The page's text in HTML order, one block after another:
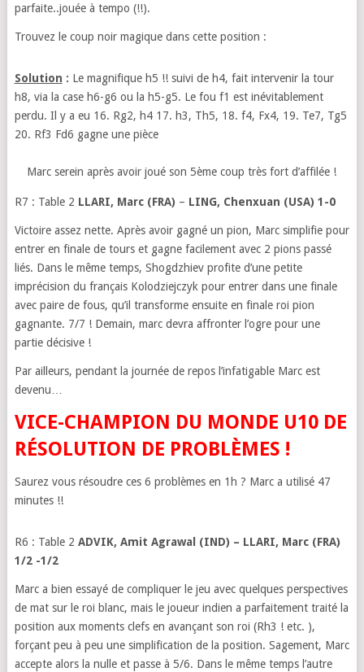
parfaite..jouée à tempo (!!).
Trouvez le coup noir magique dans cette position :
Solution : Le magnifique h5 !! suivi de h4, fait intervenir la tour
h8, via la case h6-g6 ou la h5-g5. Le fou f1 est inévitablement
perdu. Il y a eu 16. Rg2, h4 17. h3, Th5, 18. f4, Fx4, 19. Te7, Tg5
20. Rf3 Fd6 gagne une pièce
Marc serein après avoir joué son 5ème coup très fort d’affilée !
R7 : Table 2 LLARI, Marc (FRA) – LING, Chenxuan (USA) 1-0
Victoire assez nette. Après avoir gagné un pion, Marc simplifie pour
entrer en finale de tours et gagne facilement avec 2 pions passé
liés. Dans le même temps, Shogdzhiev profite d’une petite
imprécision du français Kolodziejczyk pour entrer dans une finale
avec paire de fous, qu’il transforme ensuite en finale roi pion
gagnante. 7/7 ! Demain, marc devra affronter l’ogre pour une
partie décisive !
Par ailleurs, pendant la journée de repos l’infatigable Marc est
devenu…
VICE-CHAMPION DU MONDE U10 DE
RÉSOLUTION DE PROBLÈMES !
Saurez vous résoudre ces 6 problèmes en 1h ? Marc a utilisé 47
minutes !!
R6 : Table 2 ADVIK, Amit Agrawal (IND) – LLARI, Marc (FRA)
1/2 -1/2
Marc a bien essayé de compliquer le jeu avec quelques perspectives
de mat sur le roi blanc, mais le joueur indien a parfaitement traité la
position aux moments clefs en avançant son roi (Rh3 ! etc. ),
forçant peu à peu une simplification de la position. Sagement, Marc
accepte alors la nulle et passe à 5/6. Dans le même temps l’autre